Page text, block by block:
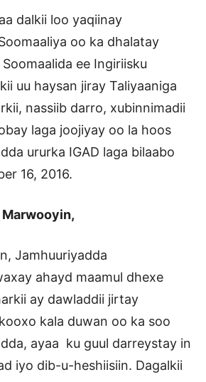
dalkii loo yaqiinay
oo ka dhalatay
ee Ingiriisku
uu haysan jiray Taliyaaniga
nassiib darro, xubinnimadii
laga joojiyay oo la hoos
ururka IGAD laga bilaabo
16, 2016.
Jamhuuriyadda
ahayd maamul dhexe
ay dawladdii jirtay
kala duwan oo ka soo
ayaa ku guul darreystay in
iyo dib-u-heshiisiin. Dagalkii